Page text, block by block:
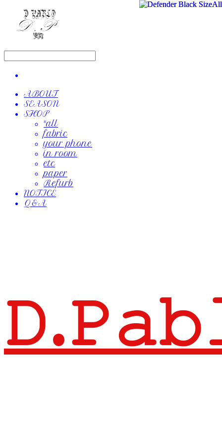
ABOUT
SEASON
SHOP
*all
fabric
your phone
in room
etc
paper
Refurb
NOTICE
Q&A